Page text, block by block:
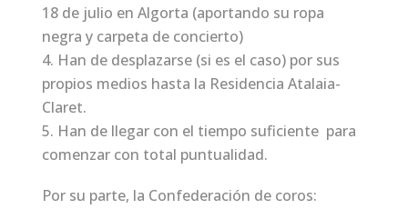
18 de julio en Algorta (aportando su ropa
negra y carpeta de concierto)
Han de desplazarse (si es el caso) por sus
propios medios hasta la Residencia Atalaia-
Claret.
Han de llegar con el tiempo suficiente para
comenzar con total puntualidad.
Por su parte, la Confederación de coros: